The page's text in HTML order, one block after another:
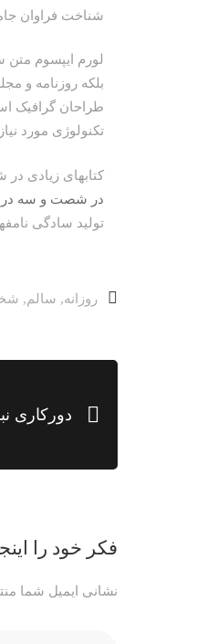
شناخت فراوان
لورم ایپسوم متن
بلکه روزنامه و
طراحان گرافیک
تکنولوژی مورد
کتابهای زیادی
در شصت و سه
تولید سادگی
روزانه, سالم,
دورکاری
فکر خود را
نشانی ایمیل شما